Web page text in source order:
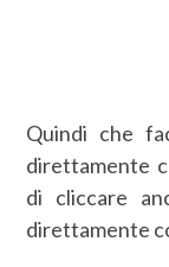
Quindi che
direttamente
di cliccare
direttamente